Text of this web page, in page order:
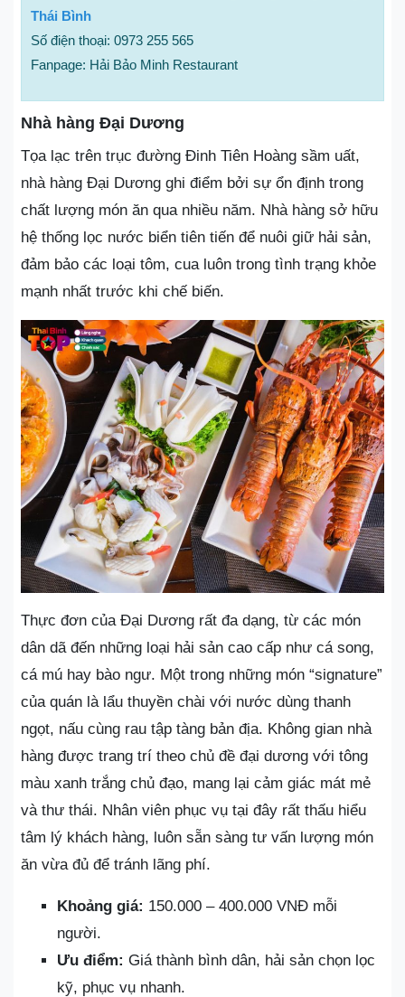
Thái Bình
Số điện thoại: 0973 255 565
Fanpage: Hải Bảo Minh Restaurant
Nhà hàng Đại Dương
Tọa lạc trên trục đường Đinh Tiên Hoàng sầm uất,
nhà hàng Đại Dương ghi điểm bởi sự ổn định trong
chất lượng món ăn qua nhiều năm. Nhà hàng sở hữu
hệ thống lọc nước biển tiên tiến để nuôi giữ hải sản,
đảm bảo các loại tôm, cua luôn trong tình trạng khỏe
mạnh nhất trước khi chế biến.
Thực đơn của Đại Dương rất đa dạng, từ các món
dân dã đến những loại hải sản cao cấp như cá song,
cá mú hay bào ngư. Một trong những món “signature”
của quán là lẩu thuyền chài với nước dùng thanh
ngọt, nấu cùng rau tập tàng bản địa. Không gian nhà
hàng được trang trí theo chủ đề đại dương với tông
màu xanh trắng chủ đạo, mang lại cảm giác mát mẻ
và thư thái. Nhân viên phục vụ tại đây rất thấu hiểu
tâm lý khách hàng, luôn sẵn sàng tư vấn lượng món
ăn vừa đủ để tránh lãng phí.
Khoảng giá: 150.000 – 400.000 VNĐ mỗi
người.
Ưu điểm: Giá thành bình dân, hải sản chọn lọc
kỹ, phục vụ nhanh.